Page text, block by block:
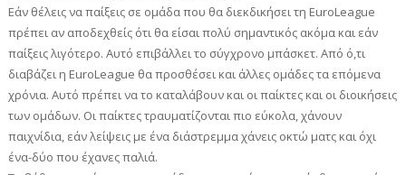
Εάν θέλεις να παίξεις σε ομάδα που θα διεκδικήσει τη EuroLeague
πρέπει αν αποδεχθείς ότι θα είσαι πολύ σημαντικός ακόμα και εάν
παίξεις λιγότερο. Αυτό επιβάλλει το σύγχρονο μπάσκετ. Από ό,τι
διαβάζει η EuroLeague θα προσθέσει και άλλες ομάδες τα επόμενα
χρόνια. Αυτό πρέπει να το καταλάβουν και οι παίκτες και οι διοικήσεις
των ομάδων. Οι παίκτες τραυματίζονται πιο εύκολα, χάνουν
παιχνίδια, εάν λείψεις με ένα διάστρεμμα χάνεις οκτώ ματς και όχι
ένα-δύο που έχανες παλιά.